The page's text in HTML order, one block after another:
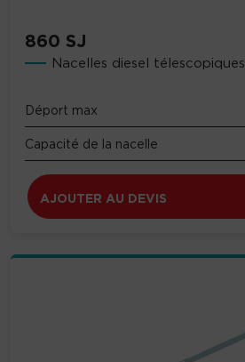
860 SJ
Nacelles diesel télescopiques
Déport max
Capacité de la nacelle
AJOUTER AU DEVIS